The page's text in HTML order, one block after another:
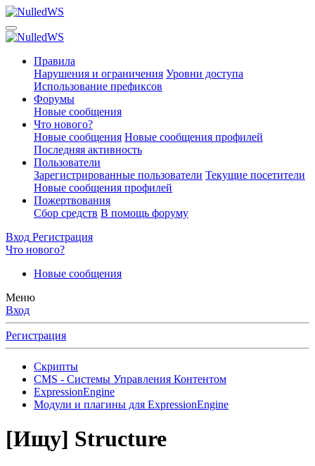
Правила
Нарушения и ограничения Уровни доступа
Использование префиксов
Форумы
Новые сообщения
Что нового?
Новые сообщения Новые сообщения профилей
Последняя активность
Пользователи
Зарегистрированные пользователи Текущие посетители
Новые сообщения профилей
Пожертвования
Сбор средств В помощь форуму
Вход Регистрация
Что нового?
Новые сообщения
Меню
Вход
Регистрация
Скрипты
CMS - Системы Управления Контентом
ExpressionEngine
Модули и плагины для ExpressionEngine
[Ищу] Structure